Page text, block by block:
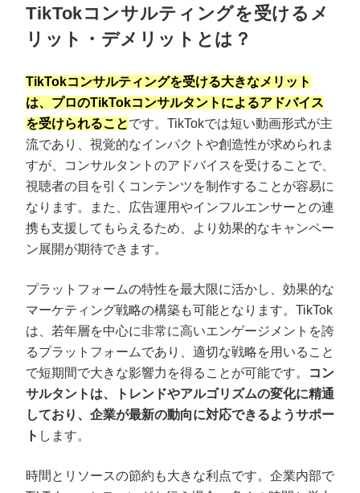
TikTokコンサルティングを受けるメ
リット・デメリットとは？
TikTokコンサルティングを受ける大きなメリット
は、プロのTikTokコンサルタントによるアドバイス
を受けられることです。TikTokでは短い動画形式が主
流であり、視覚的なインパクトや創造性が求められま
すが、コンサルタントのアドバイスを受けることで、
視聴者の目を引くコンテンツを制作することが容易に
なります。また、広告運用やインフルエンサーとの連
携も支援してもらえるため、より効果的なキャンペー
ン展開が期待できます。
プラットフォームの特性を最大限に活かし、効果的な
マーケティング戦略の構築も可能となります。TikTok
は、若年層を中心に非常に高いエンゲージメントを誇
るプラットフォームであり、適切な戦略を用いること
で短期間で大きな影響力を得ることが可能です。
コン
サルタントは、トレンドやアルゴリズムの変化に精通
しており、企業が最新の動向に対応できるようサポー
ト します。
時間とリソースの節約も大きな利点です。企業内部で